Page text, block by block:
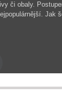
či obaly.
Jak